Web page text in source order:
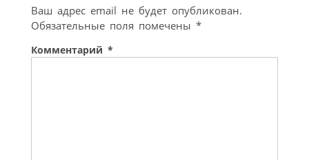
Ваш адрес email не будет опубликован.
Обязательные поля помечены *
Комментарий *